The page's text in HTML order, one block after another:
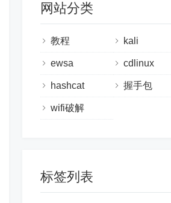
网站分类
教程 kali
ewsa cdlinux
hashcat 握手包
wifi破解
标签列表